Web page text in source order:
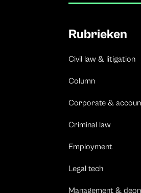
Rubrieken
Civil law & litigation
Column
Corporate &
Criminal law
Employment
Legal tech
Management &